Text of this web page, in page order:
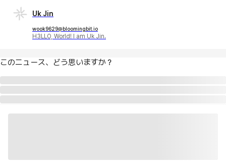
Uk Jin
wook9629@bloomingbit.io
H3LLO, World! I am Uk Jin.
このニュース、どう思いますか？